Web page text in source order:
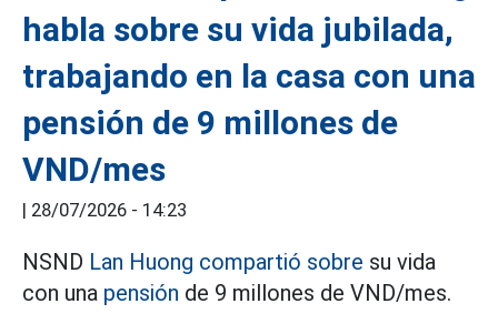
habla sobre su vida jubilada,
trabajando en la casa con una
pensión de 9 millones de
VND/mes
| 28/07/2026 - 14:23
NSND Lan Huong compartió sobre su vida
con una pensión de 9 millones de VND/mes.